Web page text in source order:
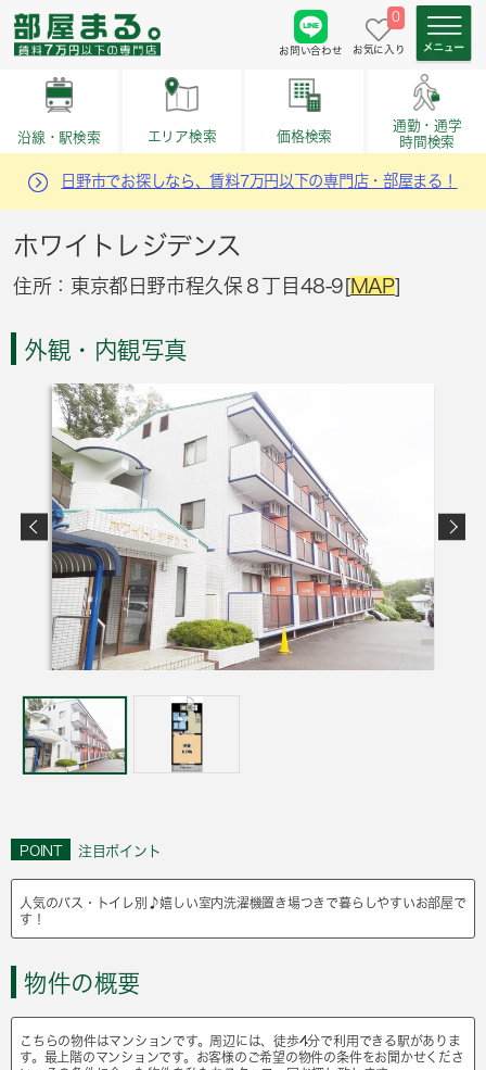
お問い合わせ
0
お気に入り
沿線・駅検索 エリア検索 価格検索
通勤・通学
時間検索
日野市でお探しなら、賃料7万円以下の専門店・部屋まる！
ホワイトレジデンス
住所：東京都日野市程久保８丁目48-9[MAP]
外観・内観写真
POINT 注目ポイント
人気のバス・トイレ別♪嬉しい室内洗濯機置き場つきで暮らしやすいお部屋で
す！
物件の概要
こちらの物件はマンションです。周辺には、徒歩4分で利用できる駅がありま
す。最上階のマンションです。お客様のご希望の物件の条件をお聞かせくださ